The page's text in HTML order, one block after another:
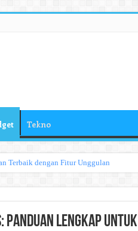
Tekno
Terbaik dengan Fitur Unggulan
Panduan Lengkap untuk